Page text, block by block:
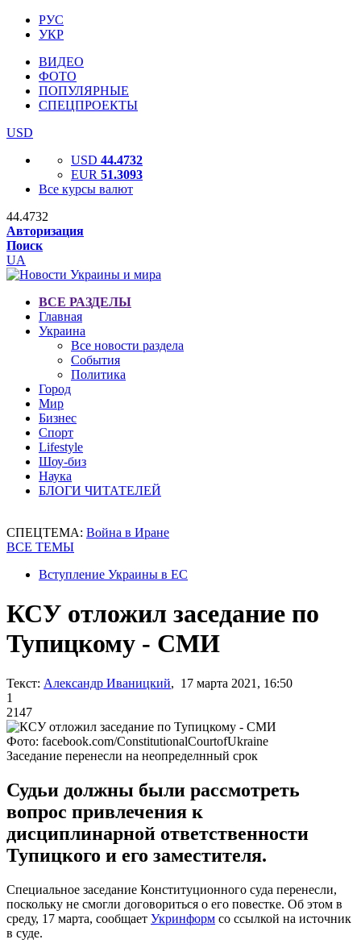
РУС
УКР
ВИДЕО
ФОТО
ПОПУЛЯРНЫЕ
СПЕЦПРОЕКТЫ
USD
USD 44.4732
EUR 51.3093
Все курсы валют
44.4732
Авторизация
Поиск
UA
ВСЕ РАЗДЕЛЫ
Главная
Украина
Все новости раздела
События
Политика
Город
Мир
Бизнес
Спорт
Lifestyle
Шоу-биз
Наука
БЛОГИ ЧИТАТЕЛЕЙ
СПЕЦТЕМА: Война в Иране
ВСЕ ТЕМЫ
Вступление Украины в ЕС
КСУ отложил заседание по
Тупицкому - СМИ
Текст: Александр Иваницкий, 17 марта 2021, 16:50
1
2147
Фото: facebook.com/ConstitutionalCourtofUkraine
Заседание перенесли на неопределнный срок
Судьи должны были рассмотреть
вопрос привлечения к
дисциплинарной ответственности
Тупицкого и его заместителя.
Специальное заседание Конституционного суда перенесли,
поскольку не смогли договориться о его повестке. Об этом в
среду, 17 марта, сообщает Укринформ со ссылкой на источник
в суде.